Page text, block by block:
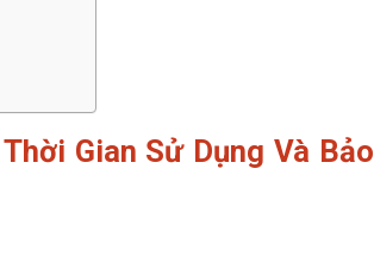
Gian Sử Dụng Và Bảo